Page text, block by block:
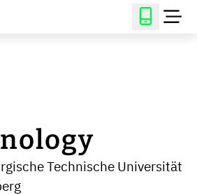
Technische Universität